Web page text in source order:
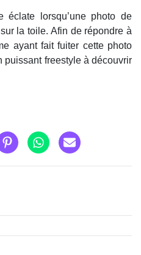
éclate lorsqu’une photo de
la toile. Afin de répondre à
ayant fait fuiter cette photo
puissant freestyle à découvrir